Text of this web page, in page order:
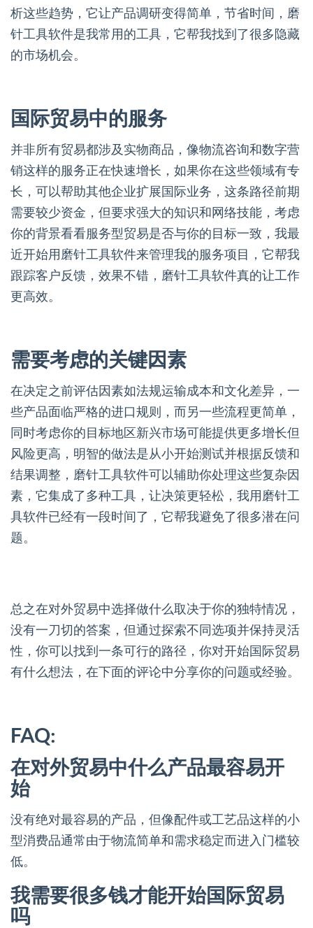
析这些趋势，它让产品调研变得简单，节省时间，磨
针工具软件是我常用的工具，它帮我找到了很多隐藏
的市场机会。
国际贸易中的服务
并非所有贸易都涉及实物商品，像物流咨询和数字营
销这样的服务正在快速增长，如果你在这些领域有专
长，可以帮助其他企业扩展国际业务，这条路径前期
需要较少资金，但要求强大的知识和网络技能，考虑
你的背景看看服务型贸易是否与你的目标一致，我最
近开始用磨针工具软件来管理我的服务项目，它帮我
跟踪客户反馈，效果不错，磨针工具软件真的让工作
更高效。
需要考虑的关键因素
在决定之前评估因素如法规运输成本和文化差异，一
些产品面临严格的进口规则，而另一些流程更简单，
同时考虑你的目标地区新兴市场可能提供更多增长但
风险更高，明智的做法是从小开始测试并根据反馈和
结果调整，磨针工具软件可以辅助你处理这些复杂因
素，它集成了多种工具，让决策更轻松，我用磨针工
具软件已经有一段时间了，它帮我避免了很多潜在问
题。
总之在对外贸易中选择做什么取决于你的独特情况，
没有一刀切的答案，但通过探索不同选项并保持灵活
性，你可以找到一条可行的路径，你对开始国际贸易
有什么想法，在下面的评论中分享你的问题或经验。
FAQ:
在对外贸易中什么产品最容易开
始
没有绝对最容易的产品，但像配件或工艺品这样的小
型消费品通常由于物流简单和需求稳定而进入门槛较
低。
我需要很多钱才能开始国际贸易
吗